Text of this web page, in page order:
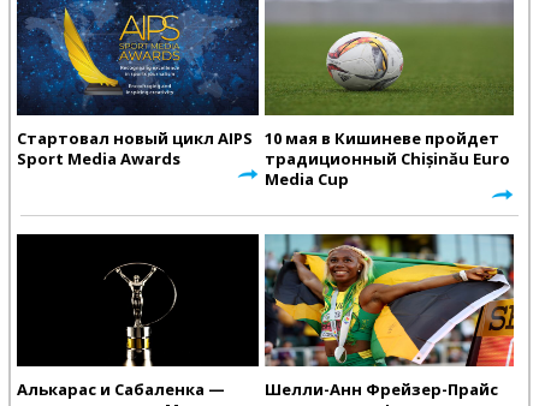
Стартовал новый цикл AIPS
Sport Media Awards
10 мая в Кишиневе пройдет
традиционный Chișinău Euro
Media Cup
Алькарас и Сабаленка —
Шелли-Анн Фрейзер-Прайс